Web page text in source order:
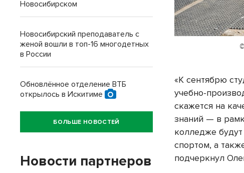
«К сентябрю
учебно-
скажется на
знаний — в
колледже
спортом, а
подчеркнул
Новосибирском
Новосибирский преподаватель с
женой вошли в топ-16 многодетных
в России
Обновлённое отделение ВТБ
открылось в Искитиме
БОЛЬШЕ НОВОСТЕЙ
Новости партнеров